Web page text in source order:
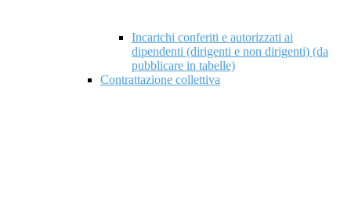
Incarichi conferiti e autorizzati ai
dipendenti (dirigenti e non dirigenti) (da
pubblicare in tabelle)
Contrattazione collettiva